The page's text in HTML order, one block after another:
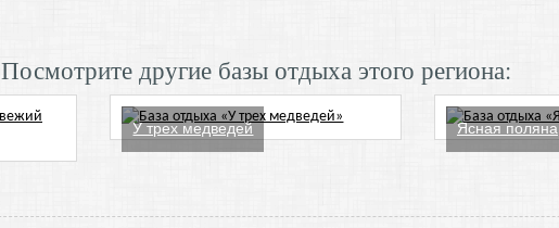
Посмотрите другие базы отдыха этого региона:
У трех медведей Ясная поляна